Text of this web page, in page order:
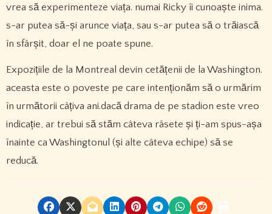
vrea să experimenteze viața. numai Ricky îi cunoaște inima.
s-ar putea să-și arunce viața, sau s-ar putea să o trăiască
în sfârșit, doar el ne poate spune.
Expozițiile de la Montreal devin cetățenii de la Washington.
aceasta este o poveste pe care intenționăm să o urmărim
în următorii câțiva ani.dacă drama de pe stadion este vreo
indicație, ar trebui să stăm câteva râsete și ți-am spus-așa
înainte ca Washingtonul (și alte câteva echipe) să se
reducă.